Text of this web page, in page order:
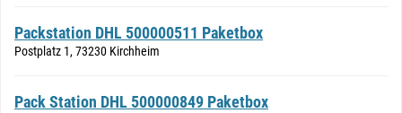
Packstation DHL 500000511 Paketbox
Postplatz 1, 73230 Kirchheim
Pack Station DHL 500000849 Paketbox